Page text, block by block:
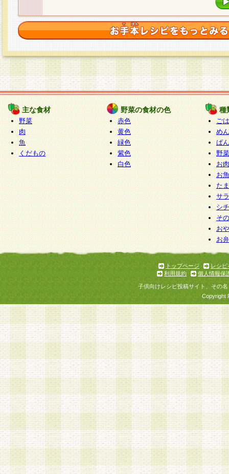
主な食材
野菜
肉
魚
くだもの
野菜の食材の色
赤色
黄色
緑色
紫色
白色
種
ご
めん
ぱん
野
お
お
た
サ
シ
そ
お
お
トップページ
レシピ
利用規約
個人情報保
子供向けレシピ投稿サイト、その
Copyright